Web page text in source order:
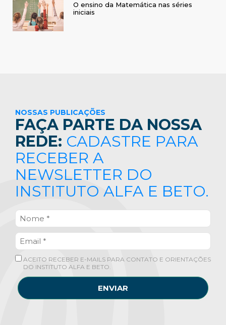
O ensino da Matemática nas séries
iniciais
NOSSAS PUBLICAÇÕES
FAÇA PARTE DA NOSSA
REDE: CADASTRE PARA
RECEBER A
NEWSLETTER DO
INSTITUTO ALFA E BETO.
ACEITO RECEBER E-MAILS PARA CONTATO E ORIENTAÇÕES
DO INSTITUTO ALFA E BETO.
ENVIAR